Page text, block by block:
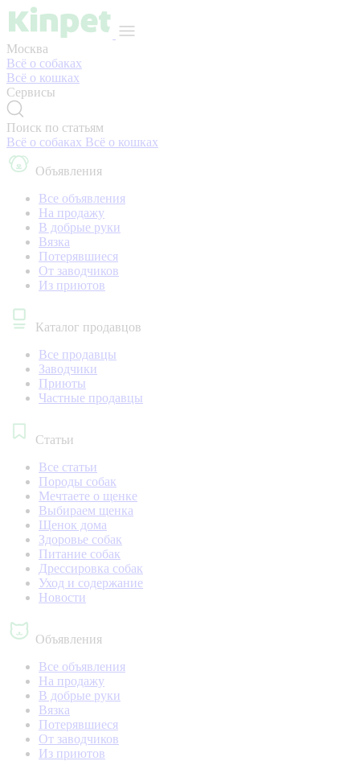
Москва
Всё о собаках
Всё о кошках
Сервисы
Поиск по статьям
Всё о собаках Всё о кошках
Объявления
Все объявления
На продажу
В добрые руки
Вязка
Потерявшиеся
От заводчиков
Из приютов
Каталог продавцов
Все продавцы
Заводчики
Приюты
Частные продавцы
Статьи
Все статьи
Породы собак
Мечтаете о щенке
Выбираем щенка
Щенок дома
Здоровье собак
Питание собак
Дрессировка собак
Уход и содержание
Новости
Объявления
Все объявления
На продажу
В добрые руки
Вязка
Потерявшиеся
От заводчиков
Из приютов